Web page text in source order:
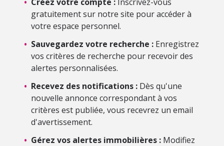
gratuitement sur notre site pour accéder à
votre espace personnel.
• Sauvegardez votre recherche : Enregistrez
vos critères de recherche pour recevoir des
alertes personnalisées.
• Recevez des notifications : Dès qu'une
nouvelle annonce correspondant à vos
critères est publiée, vous recevrez un email
d'avertissement.
• Gérez vos alertes immobilières : Modifiez